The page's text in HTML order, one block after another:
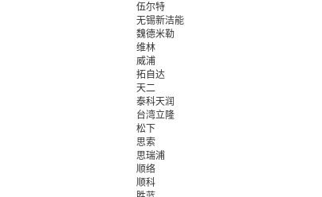
伍尔特
无锡新洁能
魏德米勒
维林
威浦
拓自达
天二
泰科天润
台湾立隆
松下
思索
思瑞浦
顺络
顺科